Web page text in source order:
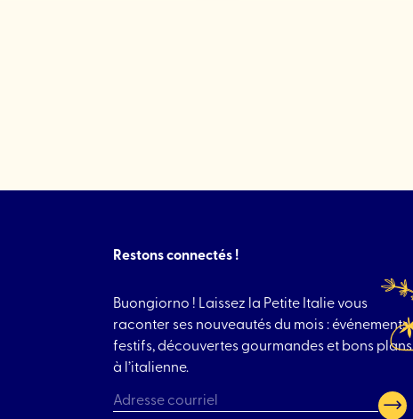
Restons connectés !
Buongiorno ! Laissez la Petite Italie vous
raconter ses nouveautés du mois : événements
festifs, découvertes gourmandes et bons plans
à l’italienne.